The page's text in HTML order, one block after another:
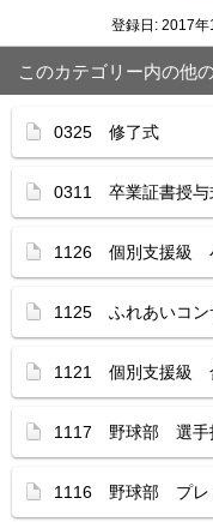
登録日: 2017年
このカテゴリー内の他
0325 修了式
0311 卒業証書授与
1126 個別支援級
1125 ふれあいコン
1121 個別支援級
1117 野球部 選手
1116 野球部 プレ